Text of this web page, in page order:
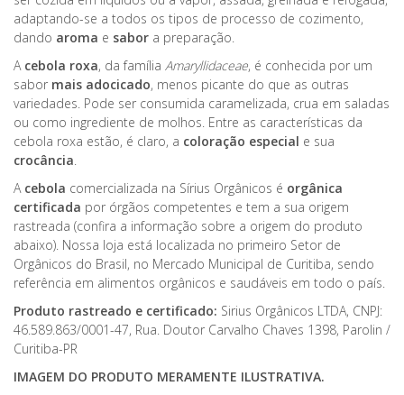
adaptando-se a todos os tipos de processo de cozimento,
dando aroma e sabor a preparação.
A cebola roxa, da família Amaryllidaceae, é conhecida por um
sabor mais adocicado, menos picante do que as outras
variedades. Pode ser consumida caramelizada, crua em saladas
ou como ingrediente de molhos. Entre as características da
cebola roxa estão, é claro, a coloração especial e sua
crocância
A cebola comercializada na Sírius Orgânicos é orgânica
certificada por órgãos competentes e tem a sua origem
rastreada (confira a informação sobre a origem do produto
abaixo). Nossa loja está localizada no primeiro Setor de
Orgânicos do Brasil, no Mercado Municipal de Curitiba, sendo
referência em alimentos orgânicos e saudáveis em todo o país.
Produto rastreado e certificado: Sirius Orgânicos LTDA, CNPJ:
46.589.863/0001-47, Rua. Doutor Carvalho Chaves 1398, Parolin /
Curitiba-PR
IMAGEM DO PRODUTO MERAMENTE ILUSTRATIVA.